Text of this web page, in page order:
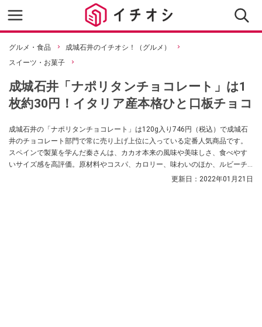
グルメ・食品
成城石井のイチオシ！（グルメ）
スイーツ・お菓子
成城石井「ナポリタンチョコレート」は1
枚約30円！イタリア産本格ひと口板チョコ
成城石井の「ナポリタンチョコレート」は120g入り746円（税込）で成城石
井のチョコレート部門で常に売り上げ上位に入っている定番人気商品です。
スペインで製菓を学んだ秦さんは、カカオ本来の風味や美味しさ、食べやす
いサイズ感を高評価。原材料やコスパ、カロリー、味わいのほか、ルビーチ
ョコレート、335gや1kg入りの大袋、ダークよりもカカオの多いハイカカオ
更新日： 2022年01月21日